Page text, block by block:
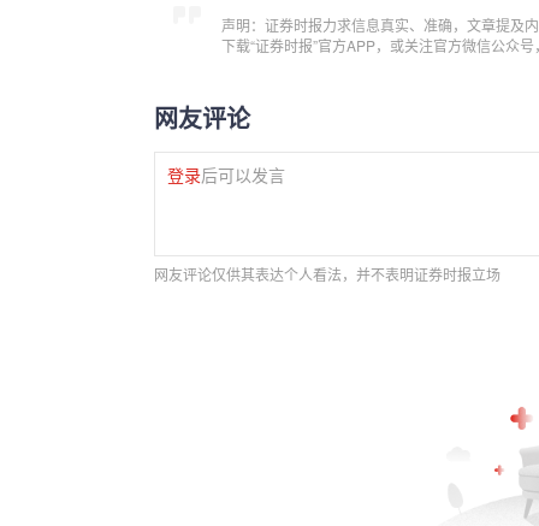
声明：证券时报力求信息真实、准确，文章提及
下载“证券时报”官方APP，或关注官方微信公众
网友评论
登录后可以发言
网友评论仅供其表达个人看法，并不表明证券时报立场